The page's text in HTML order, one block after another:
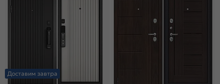
Доставим завтра